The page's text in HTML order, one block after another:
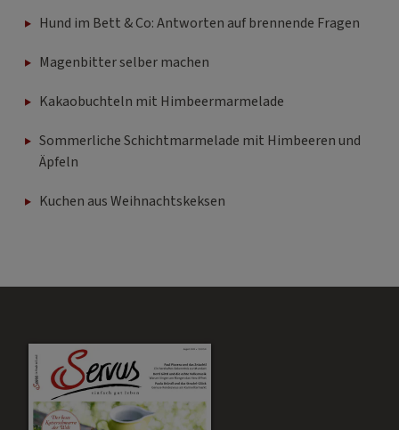
Hund im Bett & Co: Antworten auf brennende Fragen
Magenbitter selber machen
Kakaobuchteln mit Himbeermarmelade
Sommerliche Schichtmarmelade mit Himbeeren und
Äpfeln
Kuchen aus Weihnachtskeksen